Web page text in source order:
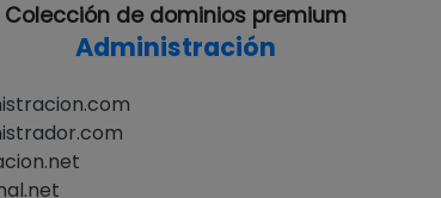
Colección de dominios premium
Administración